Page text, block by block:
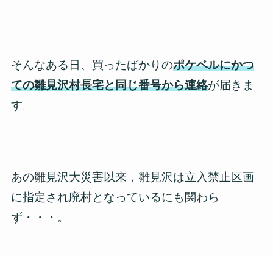
そんなある日、買ったばかりのポケベルにかつ
ての雛見沢村長宅と同じ番号から連絡が届きま
す。
あの雛見沢大災害以来，雛見沢は立入禁止区画
に指定され廃村となっているにも関わら
ず・・・。